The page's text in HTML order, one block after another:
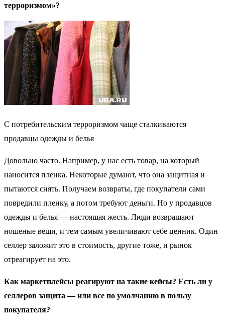
терроризмом»?
С потребительским терроризмом чаще сталкиваются
продавцы одежды и белья
Довольно часто. Например, у нас есть товар, на который
наносится пленка. Некоторые думают, что она защитная и
пытаются снять. Получаем возвраты, где покупатели сами
повредили пленку, а потом требуют деньги. Но у продавцов
одежды и белья — настоящая жесть. Люди возвращают
ношеные вещи, и тем самым увеличивают себе ценник. Один
селлер заложит это в стоимость, другие тоже, и рынок
отреагирует на это.
Как маркетплейсы реагируют на такие кейсы? Есть ли у
селлеров защита — или все по умолчанию в пользу
покупателя?